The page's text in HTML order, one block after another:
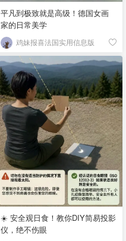
平凡到极致就是高级！德国女画
家的日常美学
鸡妹报喜法国实用信息版
☀️ 安全观日食！教你DIY简易投影
仪，绝不伤眼